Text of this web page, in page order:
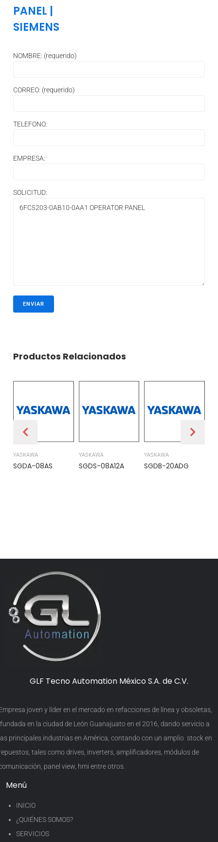
PANEL |
SIEMENS
NOMBRE: (requerido)
CORREO: (requerido)
TELEFONO:
EMPRESA:
SOLICITUD:
Productos Relacionados
YASKAWA
SGDA-08AS
YASKAWA
SGDS-08A12A
YASKAWA
SGDB-20ADG
GLF Tecno Automation México S.A. de C.V.
joven y líder en el mercado en refacciones de línea y obsoletas,
en la ciudad de León Guanajuato en el 2016, dando servicio a
principales industrias en América, contando con un amplio stock en
tales como drives, inverters, amplificadores, módulos de
panel view, hmi entre otros.
Menú
INICIO
¿QUIÉNES SOMOS?
SERVICIOS